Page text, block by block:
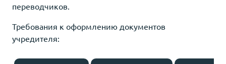
переводчиков.
Требования к оформлению документов
учредителя: